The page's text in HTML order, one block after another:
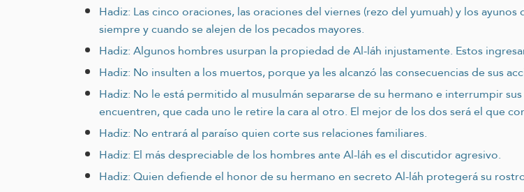
Hadiz: Las cinco oraciones, las oraciones del viernes (rezo del yumuah) y los
siempre y cuando se alejen de los pecados mayores.
Hadiz: Algunos hombres usurpan la propiedad de Al-láh injustamente. Estos
Hadiz: No insulten a los muertos, porque ya les alcanzó las consecuencias de sus
Hadiz: No le está permitido al musulmán separarse de su hermano e interrumpir
encuentren, que cada uno le retire la cara al otro. El mejor de los dos será el que
Hadiz: No entrará al paraíso quien corte sus relaciones familiares.
Hadiz: El más despreciable de los hombres ante Al-láh es el discutidor agresivo.
Hadiz: Quien defiende el honor de su hermano en secreto Al-láh protegerá su